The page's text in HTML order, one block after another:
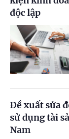
độc lập
Đề xuất sửa
sử dụng tài
Nam